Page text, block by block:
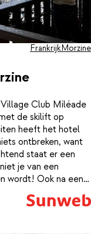
FrankrijkMorzine
Club Miléade
de skilift op
heeft het hotel
ontbreken, want
staat er een
je van een
wordt! Ook na een
Club Miléade
bijkomen in de